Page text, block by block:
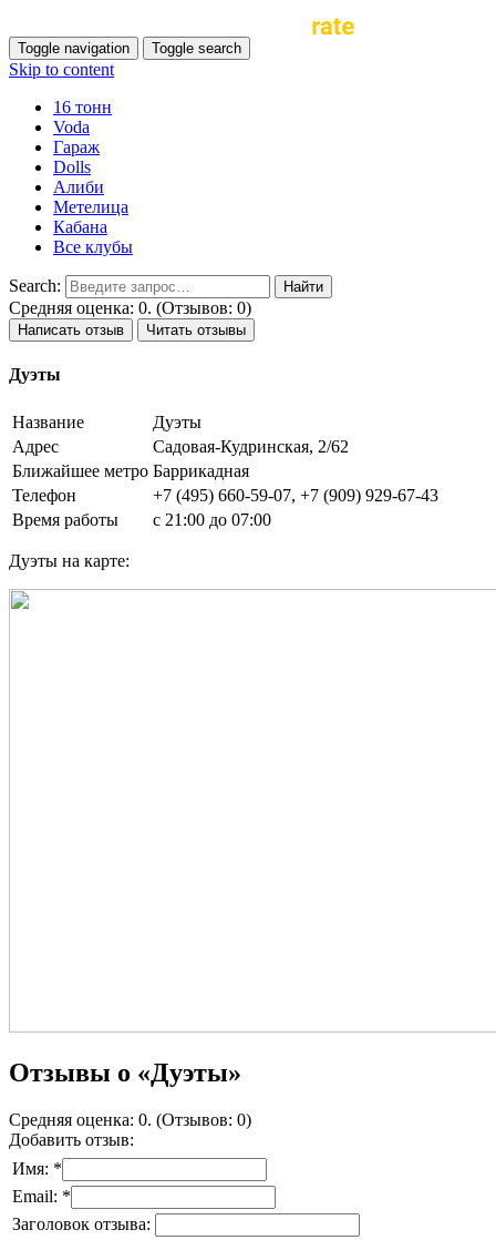
Toggle navigation Toggle search
Skip to content
16 тонн
Voda
Гараж
Dolls
Алиби
Метелица
Кабана
Все клубы
Search:
Средняя оценка: 0. (Отзывов: 0)
Написать отзыв Читать отзывы
Дуэты
Название
Дуэты
Адрес
Садовая-Кудринская, 2/62
Ближайшее метро Баррикадная
Телефон
+7 (495) 660-59-07, +7 (909) 929-67-43
Время работы
с 21:00 до 07:00
Дуэты на карте:
Отзывы о «Дуэты»
Средняя оценка: 0. (Отзывов: 0)
Добавить отзыв:
Имя: *
Email: *
Заголовок отзыва: